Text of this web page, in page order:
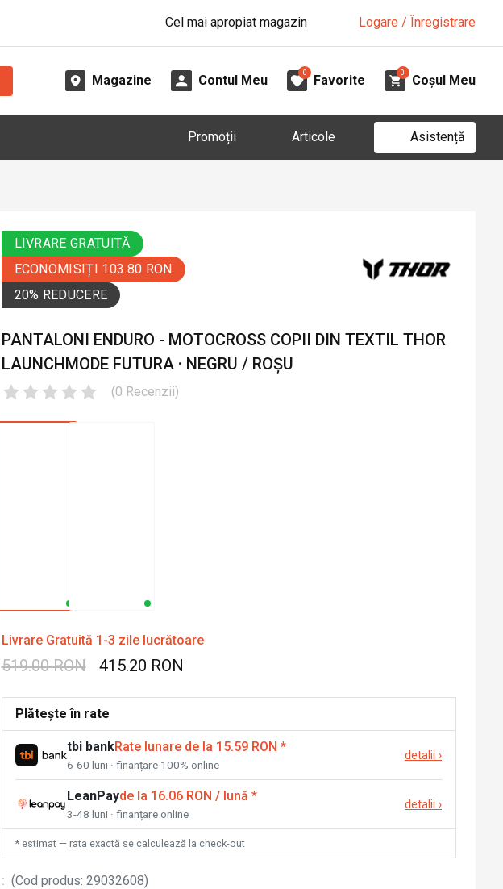
Cel mai apropiat magazin Logare / Înregistrare
Magazine Contul Meu
0
Favorite
0
Coșul Meu
Promoții Articole Asistență
LIVRARE GRATUITĂ
ECONOMISIȚI 103.80 RON
20% REDUCERE
PANTALONI ENDURO - MOTOCROSS COPII DIN TEXTIL THOR
LAUNCHMODE FUTURA · NEGRU / ROȘU
(0 Recenzii)
Livrare Gratuită 1-3 zile lucrătoare
519.00 RON 415.20 RON
Plătește în rate
tbi bankRate lunare de la 15.59 RON *
6-60 luni · finanțare 100% online
detalii ›
LeanPayde la 16.06 RON / lună *
3-48 luni · finanțare online
detalii ›
* estimat — rata exactă se calculează la check-out
: (Cod produs: 29032608)